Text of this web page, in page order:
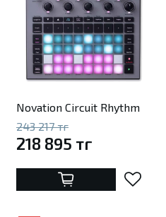
Novation Circuit Rhythm
243 217 тг
218 895 тг